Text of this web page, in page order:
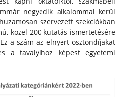
negyedik alkalommal kerül
szervezett szekciókban
közel 200 kutatás ismertetésére
a szám az elnyert ösztöndíjakat
a tavalyihoz képest egyetemi